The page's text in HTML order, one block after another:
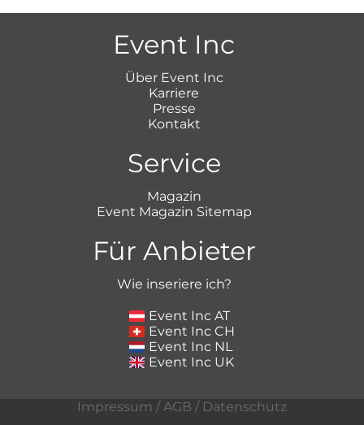
Event Inc
Über Event Inc
Karriere
Presse
Kontakt
Service
Magazin
Event Magazin Sitemap
Für Anbieter
Wie inseriere ich?
Event Inc AT
Event Inc CH
Event Inc NL
Event Inc UK
Impressum /AGB / Datenschutz